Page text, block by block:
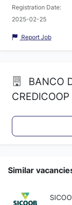
Registration Date:
2025-02-25
Report Job
BANCO
CREDICOOP
Similar